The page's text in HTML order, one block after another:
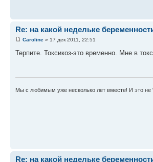
Re: на какой недельке
Caroline » 17 дек 2011, 22:51
Терпите. Токсикоз-это временно. Мне в
Мы с любимым уже несколько лет вместе! И это не
Re: на какой недельке